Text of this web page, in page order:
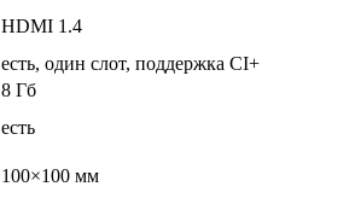
HDMI 1.4
есть, один слот, поддержка CI+
8 Гб
есть
100×100 мм